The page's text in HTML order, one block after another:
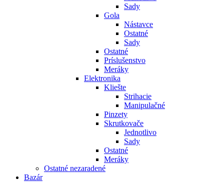
Sady
Gola
Nástavce
Ostatné
Sady
Ostatné
Príslušenstvo
Meráky
Elektronika
Kliešte
Strihacie
Manipulačné
Pinzety
Skrutkovače
Jednotlivo
Sady
Ostatné
Meráky
Ostatné nezaradené
Bazár